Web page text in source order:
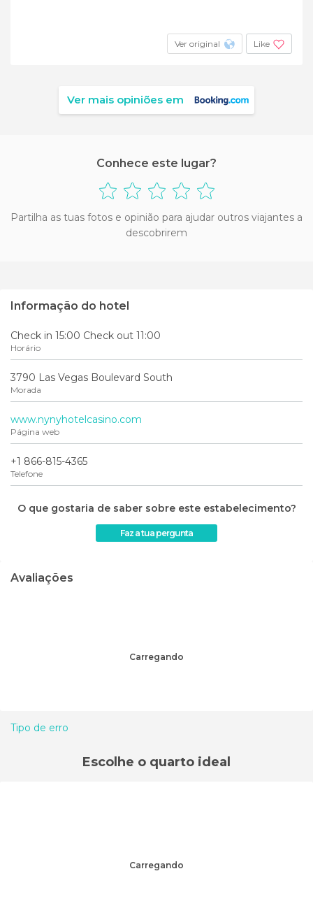
Ver original Like
Ver mais opiniões em
Conhece este lugar?
Partilha as tuas fotos e opinião para ajudar outros viajantes a
descobrirem
Informação do hotel
Check in 15:00 Check out 11:00
Horário
3790 Las Vegas Boulevard South
Morada
www.nynyhotelcasino.com
Página web
+1 866-815-4365
Telefone
O que gostaria de saber sobre este estabelecimento?
Faz a tua pergunta
Avaliações
Carregando
Tipo de erro
Escolhe o quarto ideal
Carregando